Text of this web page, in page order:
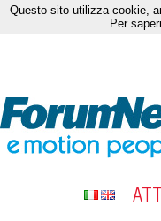
Questo sito utilizza cookie,
Per